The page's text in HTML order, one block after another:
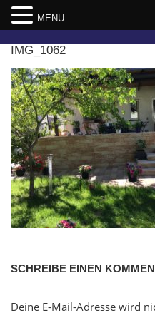
content
IMG_1062
SCHREIBE EINEN
Deine E-Mail-Adresse wird
MENU